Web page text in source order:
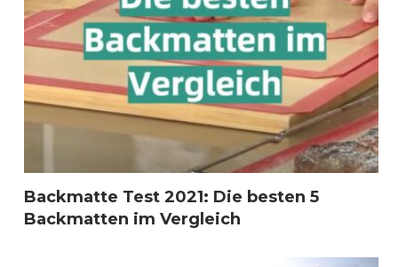
Backmatte Test 2021: Die besten 5
Backmatten im Vergleich